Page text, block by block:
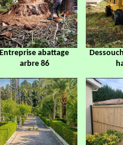
Entreprise abattage
arbre 86